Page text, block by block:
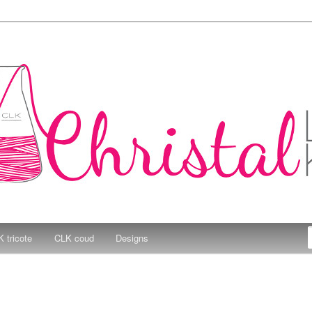
tricote CLK coud Designs